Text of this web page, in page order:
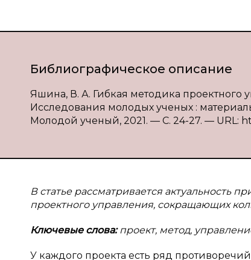
Библиографическое описание
Яшина, В. А. Гибкая методика проектного
Исследования молодых ученых :
Молодой ученый, 2021. — С. 24-27. — URL:
В статье рассматривается актуальность
проектного управления, сокращающих
Ключевые слова:проект, метод,
У каждого проекта есть ряд